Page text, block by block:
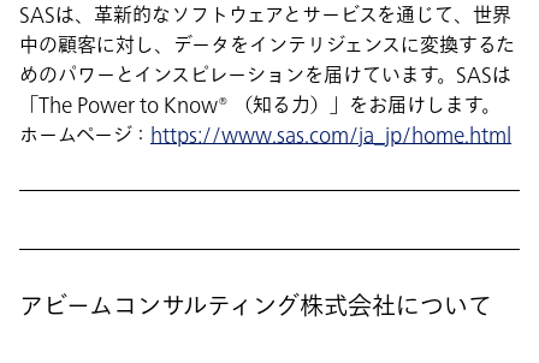
SASは、革新的なソフトウェアとサービスを通じて、世界
中の顧客に対し、データをインテリジェンスに変換するた
めのパワーとインスピレーションを届けています。SASは
「The Power to Know® （知る力）」をお届けします。
ホームページ： https://www.sas.com/ja_jp/home.html
アビームコンサルティング株式会社について